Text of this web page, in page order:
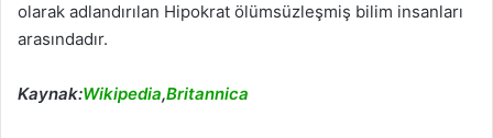
olarak adlandırılan Hipokrat ölümsüzleşmiş bilim insanları
arasındadır.
Kaynak:Wikipedia,Britannica